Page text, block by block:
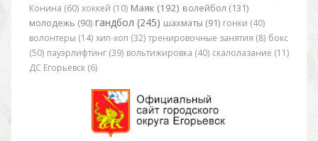
Конина (60) хоккей (10) Маяк (192) волейбол (131)
молодежь (90) гандбол (245) шахматы (91) гонки (40)
волонтеры (14) хип-хоп (32) тренировочные занятия (8) бокс
(50) пауэрлифтинг (39) вольтижировка (40) скалолазание (11)
ДС Егорьевск (6)